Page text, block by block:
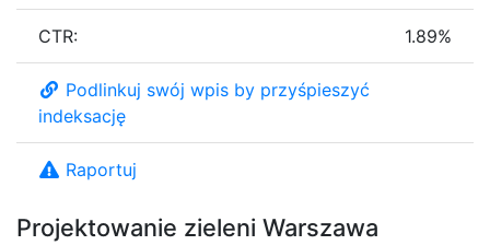
Projektowanie zieleni Warszawa
CTR: 1.89%
Podlinkuj swój wpis by przyśpieszyć
indeksację
Raportuj